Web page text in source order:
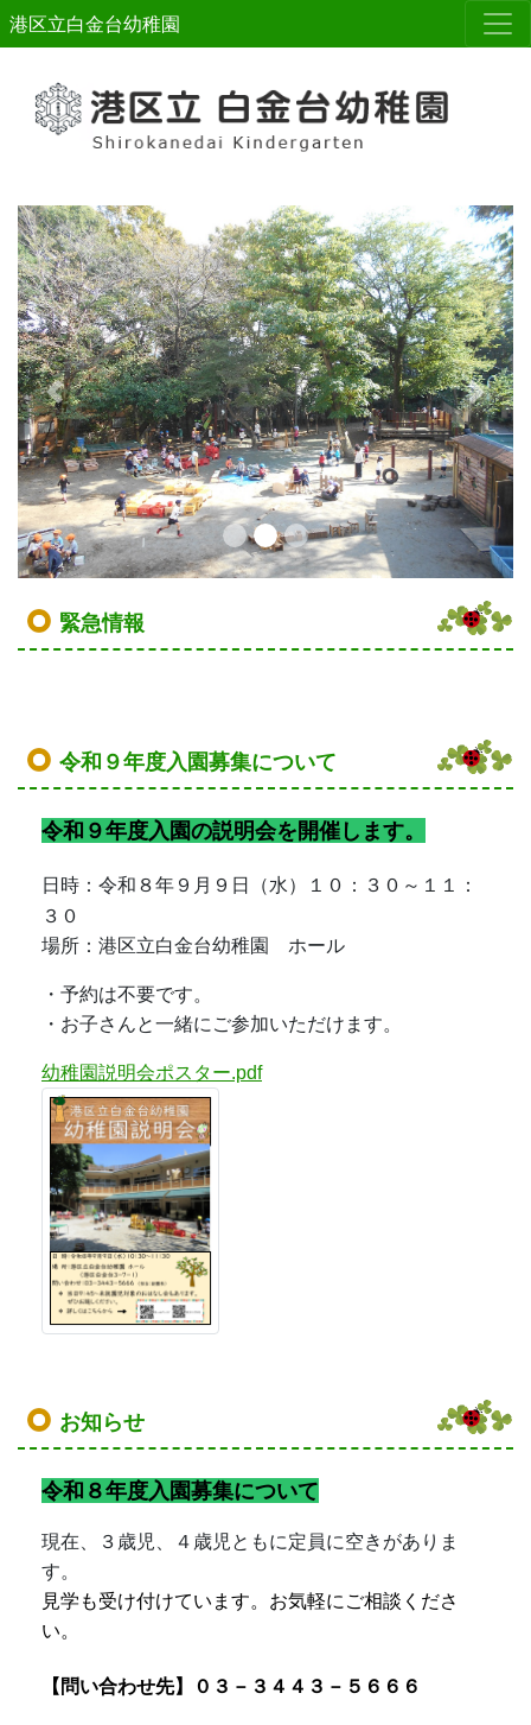
港区立白金台幼稚園
Previous Next
緊急情報
令和９年度入園募集について
令和９年度入園の説明会を開催します。
日時：令和８年９月９日（水）１０：３０～１１：
３０
場所：港区立白金台幼稚園 ホール
・予約は不要です。
・お子さんと一緒にご参加いただけます。
幼稚園説明会ポスター.pdf
お知らせ
令和８年度入園募集について
現在、３歳児、４歳児ともに定員に空きがありま
す。
見学も受け付けています。 お気軽にご相談くださ
い。
【問い合わせ先】０３－３４４３－５６６６